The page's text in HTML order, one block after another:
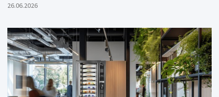
26.06.2026